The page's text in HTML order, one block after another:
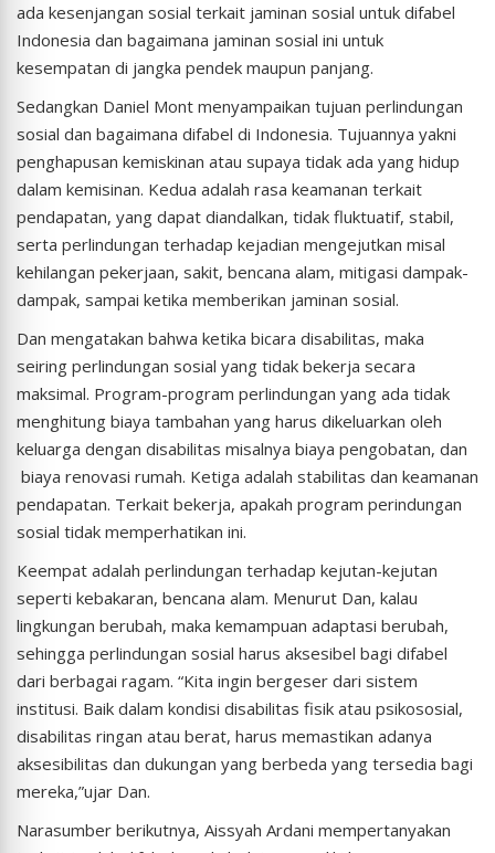
ada kesenjangan sosial terkait jaminan sosial untuk difabel
Indonesia dan bagaimana jaminan sosial ini untuk
kesempatan di jangka pendek maupun panjang.
Sedangkan Daniel Mont menyampaikan tujuan perlindungan
sosial dan bagaimana difabel di Indonesia. Tujuannya yakni
penghapusan kemiskinan atau supaya tidak ada yang hidup
dalam kemisinan. Kedua adalah rasa keamanan terkait
pendapatan, yang dapat diandalkan, tidak fluktuatif, stabil,
serta perlindungan terhadap kejadian mengejutkan misal
kehilangan pekerjaan, sakit, bencana alam, mitigasi dampak-
dampak, sampai ketika memberikan jaminan sosial.
Dan mengatakan bahwa ketika bicara disabilitas, maka
seiring perlindungan sosial yang tidak bekerja secara
maksimal. Program-program perlindungan yang ada tidak
menghitung biaya tambahan yang harus dikeluarkan oleh
keluarga dengan disabilitas misalnya biaya pengobatan, dan
biaya renovasi rumah. Ketiga adalah stabilitas dan keamanan
pendapatan. Terkait bekerja, apakah program perindungan
sosial tidak memperhatikan ini.
Keempat adalah perlindungan terhadap kejutan-kejutan
seperti kebakaran, bencana alam. Menurut Dan, kalau
lingkungan berubah, maka kemampuan adaptasi berubah,
sehingga perlindungan sosial harus aksesibel bagi difabel
dari berbagai ragam. “Kita ingin bergeser dari sistem
institusi. Baik dalam kondisi disabilitas fisik atau psikososial,
disabilitas ringan atau berat, harus memastikan adanya
aksesibilitas dan dukungan yang berbeda yang tersedia bagi
mereka,”ujar Dan.
Narasumber berikutnya, Aissyah Ardani mempertanyakan